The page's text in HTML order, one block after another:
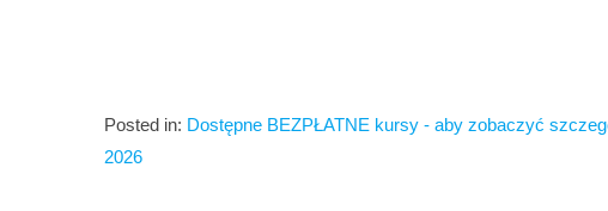
Posted in: Dostępne BEZPŁATNE kursy - aby zobaczyć
2026